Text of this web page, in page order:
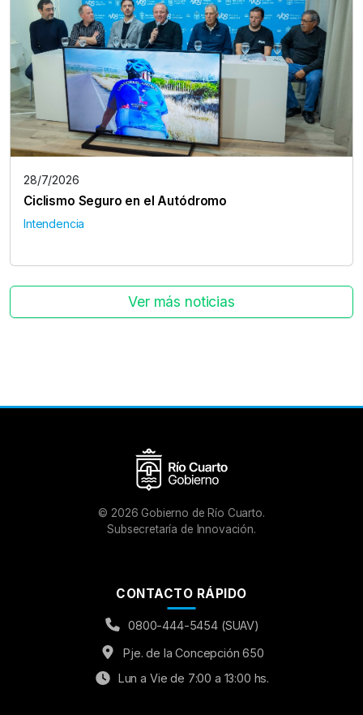
28/7/2026
Ciclismo Seguro en el Autódromo
Intendencia
Ver más noticias
© 2026 Gobierno de Río Cuarto.
Subsecretaría de Innovación.
CONTACTO RÁPIDO
0800-444-5454 (SUAV)
Pje. de la Concepción 650
Lun a Vie de 7:00 a 13:00 hs.